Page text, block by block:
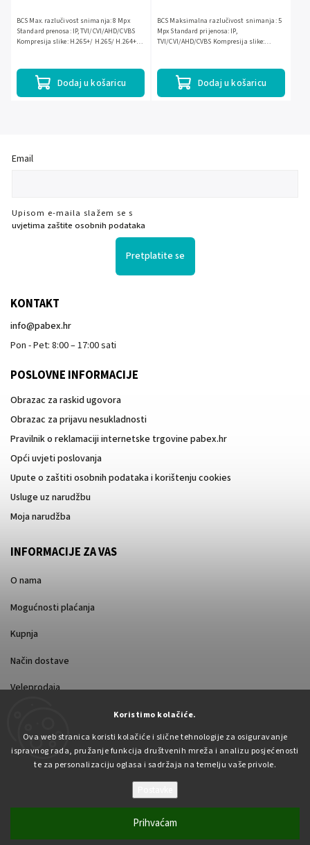
Koristimo kolačiće.
Ova web stranica koristi kolačiće i slične tehnologije za osiguravanje
ispravnog rada, pružanje funkcija društvenih mreža i analizu posjećenosti
te za personalizaciju oglasa i sadržaja na temelju vaše privole.
Prihvaćam
Dodaj u košaricu
BCS Max. razlučivost snimanja: 8 Mpx
Standard prenosa: IP, TVI/CVI/AHD/CVBS
Kompresija slike: H.265+/ H.265/ H.264+/
Dodaj u košaricu
BCS Maksimalna razlučivost snimanja: 5
Mpx Standard prijenosa: IP,
TVI/CVI/AHD/CVBS Kompresija slike:
Email
Upisom e-maila slažem se s
uvjetima zaštite osobnih podataka
Pretplatite se
KONTAKT
info@pabex.hr
Pon - Pet: 8:00 – 17:00 sati
POSLOVNE INFORMACIJE
Obrazac za raskid ugovora
Obrazac za prijavu nesukladnosti
Pravilnik o reklamaciji internetske trgovine pabex.hr
Opći uvjeti poslovanja
Upute o zaštiti osobnih podataka i korištenju cookies
Usluge uz narudžbu
Moja narudžba
INFORMACIJE ZA VAS
O nama
Mogućnosti plaćanja
Kupnja
Način dostave
Veleprodaja
Autorsko pravo 2026Pabex.hr. Sva prava pridržana.
Uredi postavke kolačića